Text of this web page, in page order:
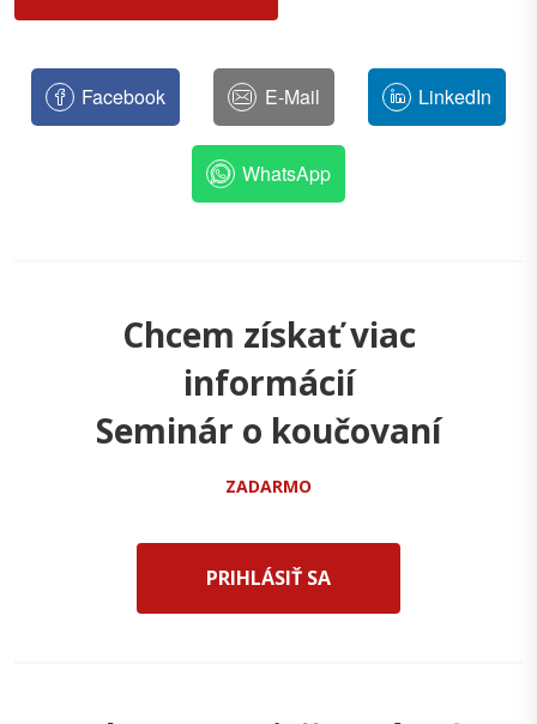
Facebook E-Mail LinkedIn
WhatsApp
Chcem získať viac
informácií
Seminár o koučovaní
ZADARMO
PRIHLÁSIŤ SA